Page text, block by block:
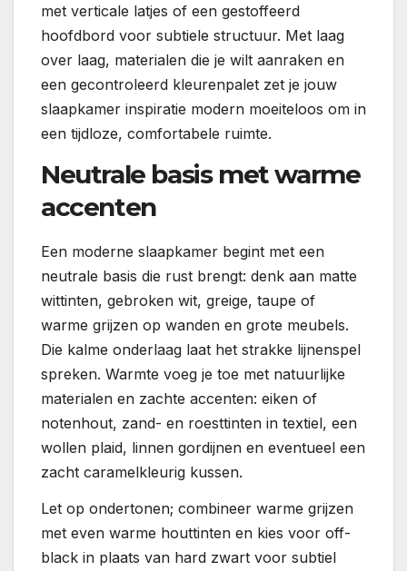
met verticale latjes of een gestoffeerd
hoofdbord voor subtiele structuur. Met laag
over laag, materialen die je wilt aanraken en
een gecontroleerd kleurenpalet zet je jouw
slaapkamer inspiratie modern moeiteloos om in
een tijdloze, comfortabele ruimte.
Neutrale basis met warme
accenten
Een moderne slaapkamer begint met een
neutrale basis die rust brengt: denk aan matte
wittinten, gebroken wit, greige, taupe of
warme grijzen op wanden en grote meubels.
Die kalme onderlaag laat het strakke lijnenspel
spreken. Warmte voeg je toe met natuurlijke
materialen en zachte accenten: eiken of
notenhout, zand- en roesttinten in textiel, een
wollen plaid, linnen gordijnen en eventueel een
zacht caramelkleurig kussen.
Let op ondertonen; combineer warme grijzen
met even warme houttinten en kies voor off-
black in plaats van hard zwart voor subtiel